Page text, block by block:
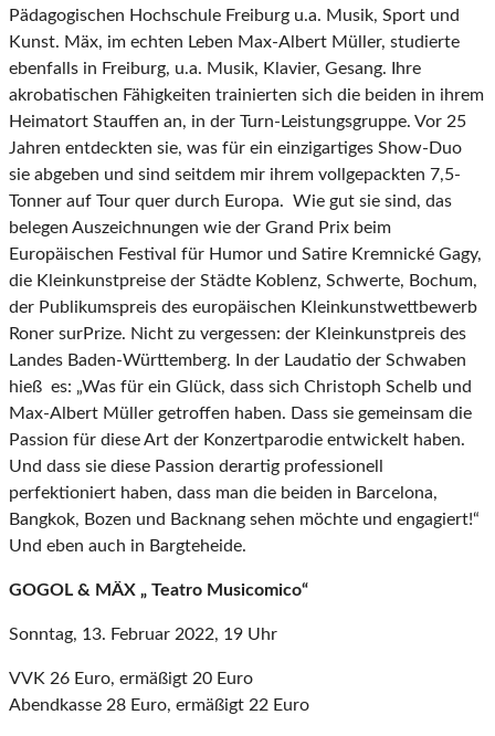
Pädagogischen Hochschule Freiburg u.a. Musik, Sport und
Kunst. Mäx, im echten Leben Max-Albert Müller, studierte
ebenfalls in Freiburg, u.a. Musik, Klavier, Gesang. Ihre
akrobatischen Fähigkeiten trainierten sich die beiden in ihrem
Heimatort Stauffen an, in der Turn-Leistungsgruppe. Vor 25
Jahren entdeckten sie, was für ein einzigartiges Show-Duo
sie abgeben und sind seitdem mir ihrem vollgepackten 7,5-
Tonner auf Tour quer durch Europa. Wie gut sie sind, das
belegen Auszeichnungen wie der Grand Prix beim
Europäischen Festival für Humor und Satire Kremnické Gagy,
die Kleinkunstpreise der Städte Koblenz, Schwerte, Bochum,
der Publikumspreis des europäischen Kleinkunstwettbewerb
Roner surPrize. Nicht zu vergessen: der Kleinkunstpreis des
Landes Baden-Württemberg. In der Laudatio der Schwaben
hieß es: „Was für ein Glück, dass sich Christoph Schelb und
Max-Albert Müller getroffen haben. Dass sie gemeinsam die
Passion für diese Art der Konzertparodie entwickelt haben.
Und dass sie diese Passion derartig professionell
perfektioniert haben, dass man die beiden in Barcelona,
Bangkok, Bozen und Backnang sehen möchte und engagiert!“
Und eben auch in Bargteheide.
GOGOL & MÄX „ Teatro Musicomico“
Sonntag, 13. Februar 2022, 19 Uhr
VVK 26 Euro, ermäßigt 20 Euro
Abendkasse 28 Euro, ermäßigt 22 Euro